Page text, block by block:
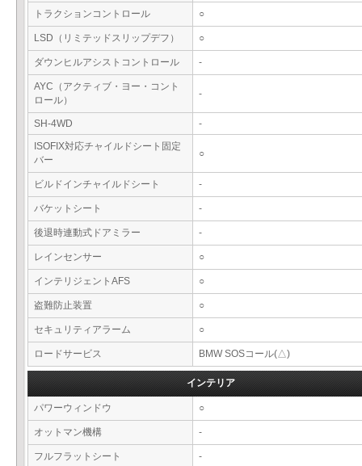
トラクションコントロール ○
LSD（リミテッドスリップデフ） ○
ダウンヒルアシストコントロール -
AYC（アクティブ・ヨー・コント
ロール）
-
SH-4WD
-
ISOFIX対応チャイルドシート固定
バー
○
ビルドインチャイルドシート -
バケットシート -
後退時連動式ドアミラー -
レインセンサー ○
インテリジェントAFS ○
盗難防止装置 ○
セキュリティアラーム ○
ロードサービス BMW SOSコール(△)
インテリア
パワーウィンドウ ○
オットマン機構 -
フルフラットシート -